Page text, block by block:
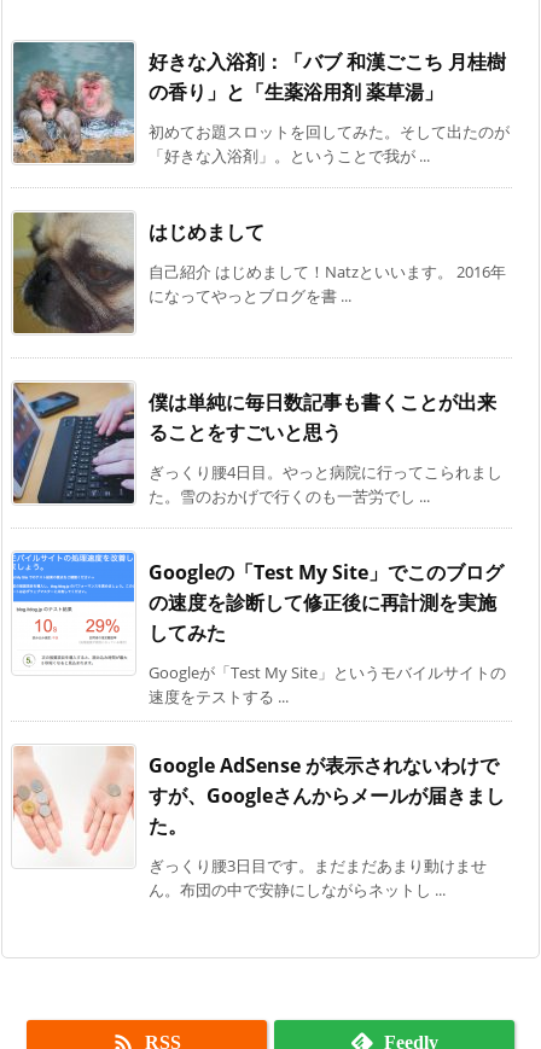
好きな入浴剤：「バブ 和漢ごこち 月桂樹
の香り」と「生薬浴用剤 薬草湯」
初めてお題スロットを回してみた。そして出たのが
「好きな入浴剤」。ということで我が ...
はじめまして
自己紹介 はじめまして！Natzといいます。 2016年
になってやっとブログを書 ...
僕は単純に毎日数記事も書くことが出来
ることをすごいと思う
ぎっくり腰4日目。やっと病院に行ってこられまし
た。雪のおかげで行くのも一苦労でし ...
Googleの「Test My Site」でこのブログ
の速度を診断して修正後に再計測を実施
してみた
Googleが「Test My Site」というモバイルサイトの
速度をテストする ...
Google AdSense が表示されないわけで
すが、Googleさんからメールが届きまし
た。
ぎっくり腰3日目です。まだまだあまり動けませ
ん。布団の中で安静にしながらネットし ...
 RSS Feedly